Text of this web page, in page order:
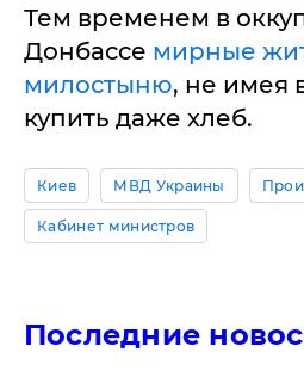
Тем временем в
Донбассе мирные
милостыню, не имея
купить даже хлеб.
Киев МВД Украины
Кабинет министров
Последние